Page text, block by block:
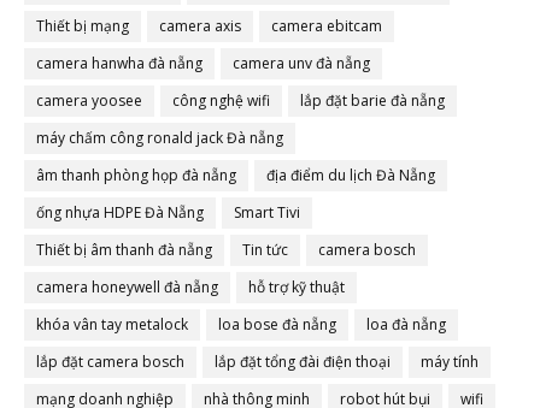
Thiết bị mạng
camera axis
camera ebitcam
camera hanwha đà nẵng
camera unv đà nẵng
camera yoosee
công nghệ wifi
lắp đặt barie đà nẵng
máy chấm công ronald jack Đà nẵng
âm thanh phòng họp đà nẵng
địa điểm du lịch Đà Nẵng
ống nhựa HDPE Đà Nẵng
Smart Tivi
Thiết bị âm thanh đà nẵng
Tin tức
camera bosch
camera honeywell đà nẵng
hỗ trợ kỹ thuật
khóa vân tay metalock
loa bose đà nẵng
loa đà nẵng
lắp đặt camera bosch
lắp đặt tổng đài điện thoại
máy tính
mạng doanh nghiệp
nhà thông minh robot hút bụi
wifi